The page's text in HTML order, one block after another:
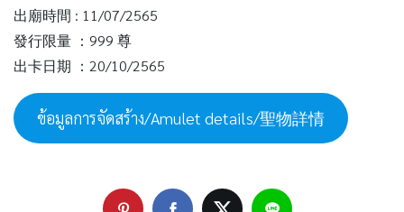
出廟時間 : 11/07/2565
發行限量 ：999 尊
出卡日期 ：20/10/2565
ข้อมูลการจัดสร้าง/Amulet details/聖物詳情